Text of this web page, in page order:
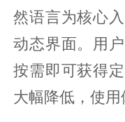
然语言为核心
动态界面。用
按需即可获得
大幅降低，使用